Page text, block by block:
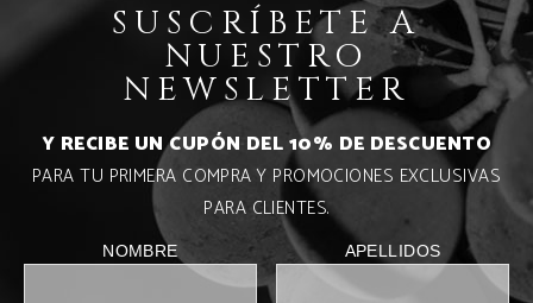
SUSCRÍBETE A
NUESTRO
NEWSLETTER
Y RECIBE UN CUPÓN DEL 10% DE DESCUENTO
PARA TU PRIMERA COMPRA Y PROMOCIONES EXCLUSIVAS
PARA CLIENTES.
NOMBRE APELLIDOS